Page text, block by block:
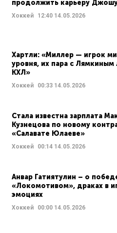
продолжить карьеру
Хоккей 12:40 14.05.2026
Хартли: «Миллер — игрок
уровня, их пара с Лямкиным
КХЛ»
Хоккей 00:33 14.05.2026
Стала известна зарплата
Кузнецова по новому
«Салавате Юлаеве»
Хоккей 00:14 14.05.2026
Анвар Гатиятулин – о
«Локомотивом», драках в
эмоциях
Хоккей 00:00 14.05.2026